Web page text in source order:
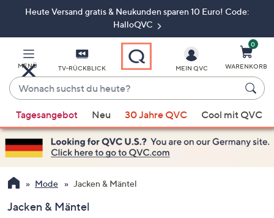
ZumHeute Versand gratis & Neukunden sparen 10 Euro! Code:
HalloQVC
MENÜ TV-RÜCKBLICK
Wonach
suchst
du
heute?
Vorschläge
verfügbar
sind,
verwenden
Sie
Pfeiltasten
MEIN QVC
0
WARENKORB
Tagesangebot Neu 30 Jahre QVC Cool mit QVC
Mode Jacken & Mäntel
Jacken & Mäntel